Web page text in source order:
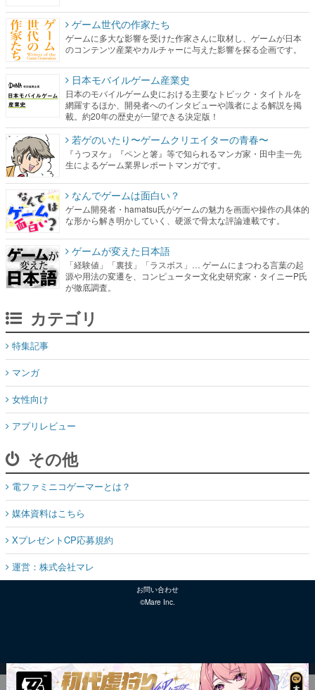
ゲーム世代の作家たち
ゲームに多大な影響を受けた作家さんに取材し、ゲームが日本
のコンテンツ産業やカルチャーに与えた影響を探る企画です。
日本モバイルゲーム産業史
日本のモバイルゲーム史における主要なトピック・タイトルを
網羅するほか、開発者へのインタビューや識者による解説を掲
載。約20年の歴史が一望できる決定版！
若ゲのいたり〜ゲームクリエイターの青春〜
『うつヌケ』『ペンと箸』等で知られるマンガ家・田中圭一先
生によるゲーム業界レポートマンガです。
なんでゲームは面白い？
ゲーム開発者・hamatsu氏がゲームの魅力を画面や操作の具体的
な形から解き明かしていく、硬派で骨太な評論連載です。
ゲームが変えた日本語
「経験値」「裏技」「ラスボス」… ゲームにまつわる言葉の起
源や用法の変遷を、コンピューター文化史研究家・タイニーP氏
が徹底調査。
カテゴリ
特集記事
マンガ
女性向け
アプリレビュー
その他
電ファミニコゲーマーとは？
媒体資料はこちら
XプレゼントCP応募規約
運営：株式会社マレ
お問い合わせ
©Mare Inc.